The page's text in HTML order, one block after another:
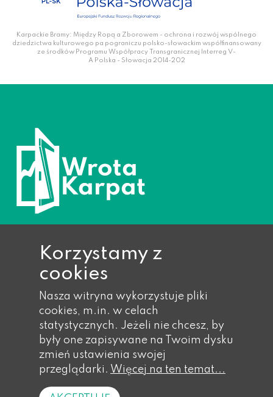
Karpackie Bramy: Między Ropą a Zborowem - ochrona i rozwój wspólnego
dziedzictwa kulturowego pa pograniczu polsko-słowackim współfinansowany
ze środków Programu Współpracy Transgranicznej Interreg V-
A Polska - Słowacja 2014-202
Ropa 733, 38-312 Ropa
Telefon: 018 353 40 14,
018 353 40 17,
018 353 41 wew. 21
Faks: 018 353 41 wew. 55
Email: gmina@eu-ropa.pl
Korzystamy z
cookies
Nasza witryna wykorzystuje pliki
cookies, m.in. w celach
statystycznych. Jeżeli nie chcesz, by
były one zapisywane na Twoim dysku
zmień ustawienia swojej
przeglądarki. Więcej na ten temat...